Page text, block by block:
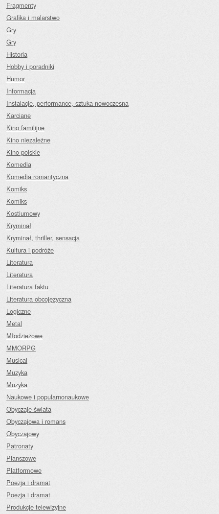
Fragmenty
Grafika i malarstwo
Gry
Gry
Historia
Hobby i poradniki
Humor
Informacja
Instalacje, performance, sztuka nowoczesna
Karciane
Kino familijne
Kino niezależne
Kino polskie
Komedia
Komedia romantyczna
Komiks
Komiks
Kostiumowy
Kryminał
Kryminał, thriller, sensacja
Kultura i podróże
Literatura
Literatura
Literatura faktu
Literatura obcojęzyczna
Logiczne
Metal
Młodzieżowe
MMORPG
Musical
Muzyka
Muzyka
Naukowe i popularnonaukowe
Obyczaje świata
Obyczajowa i romans
Obyczajowy
Patronaty
Planszowe
Platformowe
Poezja i dramat
Poezja i dramat
Produkcje telewizyjne